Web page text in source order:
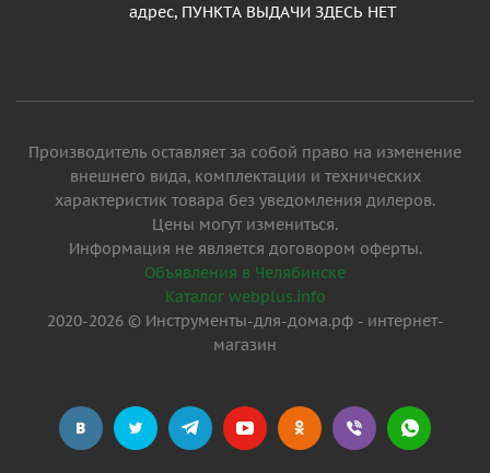
адрес, ПУНКТА ВЫДАЧИ ЗДЕСЬ НЕТ
Производитель оставляет за собой право на изменение
внешнего вида, комплектации и технических
характеристик товара без уведомления дилеров.
Цены могут измениться.
Информация не является договором оферты.
Объявления в Челябинске
Каталог webplus.info
2020-2026 © Инструменты-для-дома.рф - интернет-
магазин